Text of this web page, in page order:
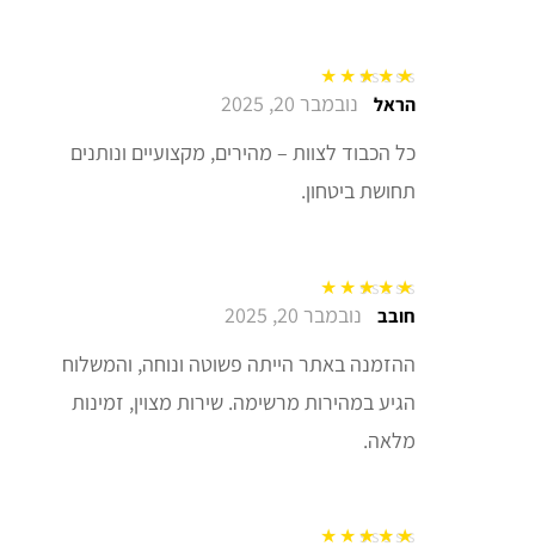
דורג5מתוך 5הראל נובמבר 20, 2025
כל הכבוד לצוות – מהירים, מקצועיים ונותנים
תחושת ביטחון.
דורג5מתוך 5חובב נובמבר 20, 2025
ההזמנה באתר הייתה פשוטה ונוחה, והמשלוח
הגיע במהירות מרשימה. שירות מצוין, זמינות
מלאה.